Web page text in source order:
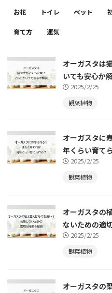
お花 トイレ ペット
育て方 運気
オーガスタは
いても安心か
2025/2/25
観葉植物
オーガスタに
年くらい育て
2025/2/25
観葉植物
オーガスタの
ないための適
2025/2/25
観葉植物
オーガスタの